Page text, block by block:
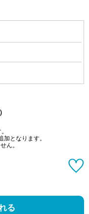
となります。
ん。
る